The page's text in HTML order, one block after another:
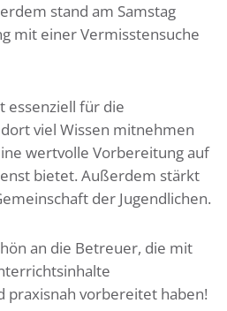
stand am Samstag
mit einer Vermisstensuche
essenziell für die
viel Wissen mitnehmen
wertvolle Vorbereitung auf
bietet. Außerdem stärkt
der Jugendlichen.
an die Betreuer, die mit
praxisnah vorbereitet haben!